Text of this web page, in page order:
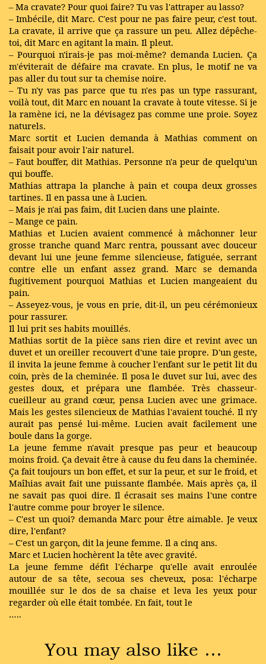
– Ma cravate? Pour quoi faire? Tu vas l'attraper au lasso?
– Imbécile, dit Marc. C'est pour ne pas faire peur, c'est tout.
La cravate, il arrive que ça rassure un peu. Allez dépêche-
toi, dit Marc en agitant la main. Il pleut.
– Pourquoi n'irais-je pas moi-même? demanda Lucien. Ça
m'éviterait de défaire ma cravate. En plus, le motif ne va
pas aller du tout sur ta chemise noire.
– Tu n'y vas pas parce que tu n'es pas un type rassurant,
voilà tout, dit Marc en nouant la cravate à toute vitesse. Si je
la ramène ici, ne la dévisagez pas comme une proie. Soyez
naturels.
Marc sortit et Lucien demanda à Mathias comment on
faisait pour avoir l'air naturel.
– Faut bouffer, dit Mathias. Personne n'a peur de quelqu'un
qui bouffe.
Mathias attrapa la planche à pain et coupa deux grosses
tartines. Il en passa une à Lucien.
– Mais je n'ai pas faim, dit Lucien dans une plainte.
– Mange ce pain.
Mathias et Lucien avaient commencé à mâchonner leur
grosse tranche quand Marc rentra, poussant avec douceur
devant lui une jeune femme silencieuse, fatiguée, serrant
contre elle un enfant assez grand. Marc se demanda
fugitivement pourquoi Mathias et Lucien mangeaient du
pain.
– Asseyez-vous, je vous en prie, dit-il, un peu cérémonieux
pour rassurer.
Il lui prit ses habits mouillés.
Mathias sortit de la pièce sans rien dire et revint avec un
duvet et un oreiller recouvert d'une taie propre. D'un geste,
il invita la jeune femme à coucher l'enfant sur le petit lit du
coin, près de la cheminée. Il posa le duvet sur lui, avec des
gestes doux, et prépara une flambée. Très chasseur-
cueilleur au grand cœur, pensa Lucien avec une grimace.
Mais les gestes silencieux de Mathias l'avaient touché. Il n'y
aurait pas pensé lui-même. Lucien avait facilement une
boule dans la gorge.
La jeune femme n'avait presque pas peur et beaucoup
moins froid. Ça devait être à cause du feu dans la cheminée.
Ça fait toujours un bon effet, et sur la peur, et sur le froid, et
Maîhias avait fait une puissante flambée. Mais après ça, il
ne savait pas quoi dire. Il écrasait ses mains l'une contre
l'autre comme pour broyer le silence.
– C'est un quoi? demanda Marc pour être aimable. Je veux
dire, l'enfant?
– C'est un garçon, dit la jeune femme. Il a cinq ans.
Marc et Lucien hochèrent la tête avec gravité.
La jeune femme défit l'écharpe qu'elle avait enroulée
autour de sa tête, secoua ses cheveux, posa: l'écharpe
mouillée sur le dos de sa chaise et leva les yeux pour
regarder où elle était tombée. En fait, tout le
…..
You may also like …